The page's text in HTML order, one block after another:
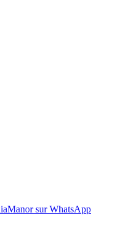
Manor sur WhatsApp